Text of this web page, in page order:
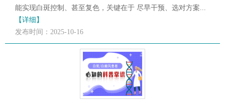
能实现白斑控制、甚至复色，关键在于 尽早干预、选对方案...
【详细】
发布时间：2025-10-16